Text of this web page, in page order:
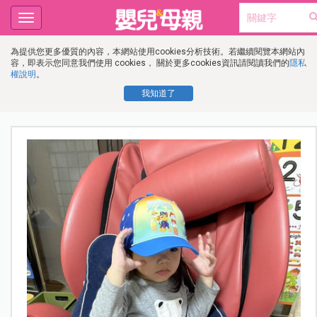
為提供您更多優質的內容，本網站使用cookies分析技術。若繼續閱覽本網站內
容，即表示您同意我們使用 cookies， 關於更多cookies資訊請閱讀我們的隱私
權說明 。
我知道了
Toggle
navigation